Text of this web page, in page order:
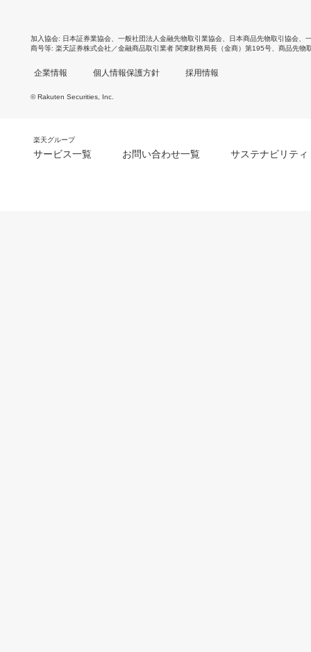
加入協会 日本証券業協会 一般社団法人金融先物取引業協会 日本商品先物取引協会
商号等 楽天証券株式会社／金融商品取引業者 関東財務局長（金商）第195号、商品先物
企業情報 個人情報保護方針 採用情報
© Rakuten Securities, Inc.
楽天グループ
サービス一覧 お問い合わせ一覧 サステナビリティ